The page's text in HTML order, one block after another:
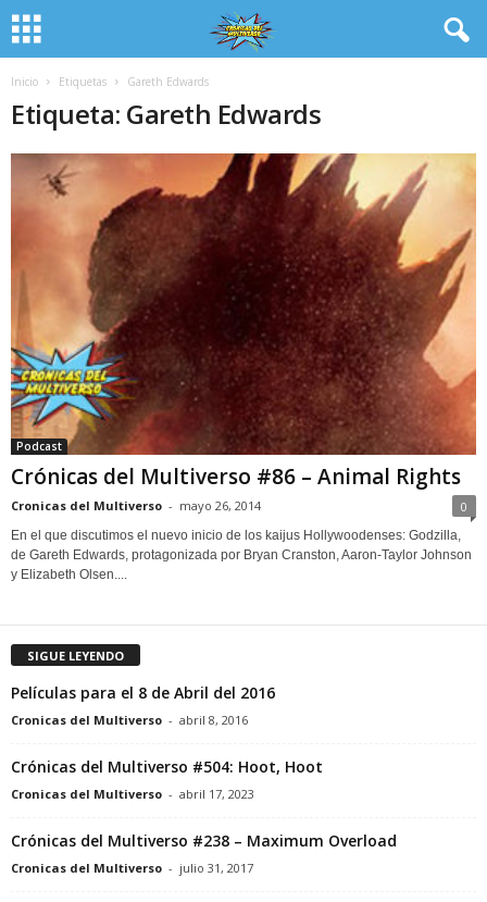
Inicio Etiquetas Gareth Edwards
Etiqueta: Gareth Edwards
Podcast
Crónicas del Multiverso #86 – Animal Rights
Cronicas del Multiverso - mayo 26, 2014 0
En el que discutimos el nuevo inicio de los kaijus Hollywoodenses: Godzilla,
de Gareth Edwards, protagonizada por Bryan Cranston, Aaron-Taylor Johnson
y Elizabeth Olsen....
SIGUE LEYENDO
Películas para el 8 de Abril del 2016
Cronicas del Multiverso - abril 8, 2016
Crónicas del Multiverso #504: Hoot, Hoot
Cronicas del Multiverso - abril 17, 2023
Crónicas del Multiverso #238 – Maximum Overload
Cronicas del Multiverso - julio 31, 2017